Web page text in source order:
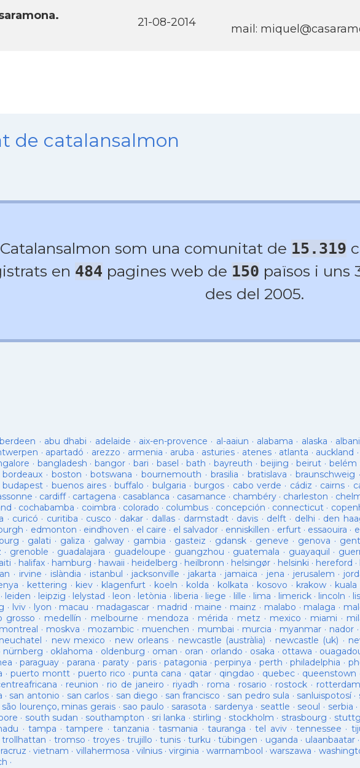
21-08-2014 mail:
de catalansalmon
Catalansalmon som una comunitat de 15.319
en 484 pagines web de 150 països i uns
des del 2005.
· abu dhabi · adelaide · aix-en-provence · al-aaiun · alabama · alaska ·
· apartadó · arezzo · armenia · aruba · asturies· atenes · atlanta · auckland ·
· bangladesh ·bangor · bari · basel ·bath · bayreuth · beijing ·beirut · belém
bordeaux · boston ·botswana ·bournemouth · brasilia · bratislava ·braunschweig ·
budapest · buenos aires·buffalo · bulgaria ·burgos · cabo verde · cádiz · cairns ·
· cardiff· cartagena · casablanca · casamance · chambéry · charleston ·
· cochabamba · coimbra · colorado · columbus · concepción · connecticut ·
· curicó · curitiba · cusco · dakar · dallas· darmstadt· davis · delft· delhi · den
· edmonton · eindhoven · el caire · el salvador · enniskillen · erfurt· essaouira ·
· galati · galiza · galway· gambia · gasteiz · gdansk · geneve · genova · gent
· grenoble · guadalajara · guadeloupe · guangzhou · guatemala · guayaquil ·
· halifax· hamburg · hawaii · heidelberg · heilbronn · helsingør · helsinki · hereford ·
· irvine · islàndia · istanbul · jacksonville · jakarta · jamaica · jena · jerusalem ·
· kettering · kiev · klagenfurt · koeln · kolda · kolkata · kosovo · krakow ·
leiden · leipzig · lelystad · leon · letònia · liberia · liege · lille · lima · limerick· lincoln ·
· lviv · lyon · macau · madagascar · madrid · maine · mainz · malabo · malaga ·
grosso · medellín · melbourne · mendoza · mérida · metz · mexico · miami ·
montreal · moskva · mozambic · muenchen · mumbai · murcia · myanmar · nador ·
neuchatel · new mexico · new orleans· newcastle (austràlia) · newcastle (uk) ·
nürnberg · oklahoma · oldenburg · oman · oran · orlando · osaka · ottawa ·
·paraguay · parana ·paraty · paris· patagonia ·perpinya · perth ·philadelphia ·
·puerto montt · puerto rico ·punta cana · qatar · qingdao · quebec· queenstown
· reunion · rio de janeiro · riyadh · roma · rosario · rostock · rotterdam
· san antonio · san carlos · san diego · san francisco · san pedro sula · sanluispotosí·
são lourenço, minas gerais· sao paulo · sarasota · sardenya · seattle · seoul · serbia ·
· south sudan · southampton · sri lanka · stirling · stockholm · strasbourg ·
· tampa ·tampere · tanzania ·tasmania · tauranga ·tel aviv·tennessee ·
trollhattan · tromso · troyes· trujillo ·tunis ·turku ·tübingen · uganda · ulaanbaatar·
·vietnam · villahermosa · vilnius·virginia · warrnambool ·warszawa ·
·